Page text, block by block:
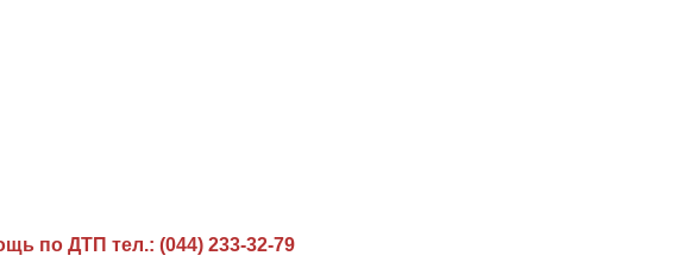
по ДТП тел.: (044) 233-32-79